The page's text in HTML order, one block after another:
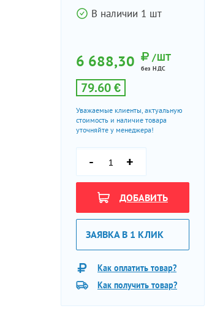
В наличии 1 шт
6 688,30 /ШТ
без НДС
79.60 €
Уважаемые клиенты, актуальную
стоимость и наличие товара
уточняйте у менеджера!
- +
ДОБАВИТЬ
ЗАЯВКА В 1 КЛИК
Как оплатить товар?
Как получить товар?